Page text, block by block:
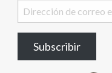
Dirección
de
electrónico
Subscribir